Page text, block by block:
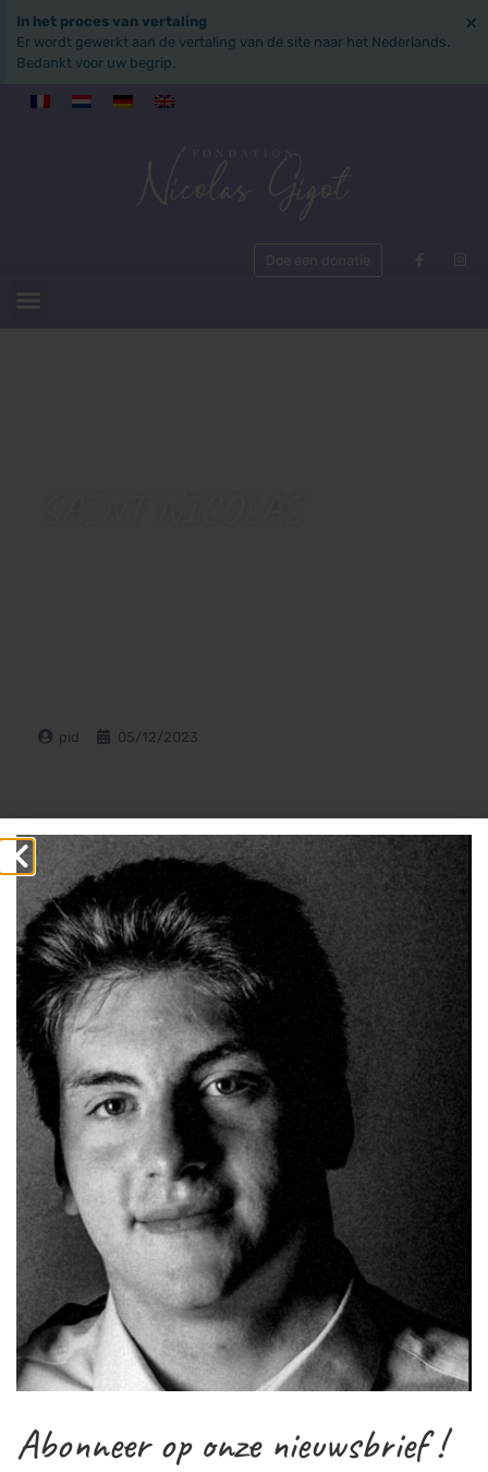
In het proces van vertaling
Er wordt gewerkt aan de vertaling van de site naar het Nederlands.
Bedankt voor uw begrip.
×
pid 05/12/2023
op te roepen tot vrijgevigheid! Dit festival, doordrenkt van
traditie, roept de ziel van onze Stichting op, opgedragen
aan onze geliefde Nicolas.
Nicolas verdient, ondanks zijn beproeving, alle zegen. Zijn
vriendelijkheid tegenover tegenslagen inspireert ons nog
steeds.
Geef voor deze speciale dag een cadeau dat verder gaat
dan apparatuur: een maandelijkse donatie van €5 via een
doorlopende opdracht. Dit versterkt onze missie om troost
en hoop te brengen.
Bedrijven, dit is het moment om een speciale gift te doen
aan de Nicolas Gigot Foundation. Uw steun blijft onze
missie voeden.
Nicolas is niet meer onder ons, maar zijn welwillende geest
verlicht onze acties. Jouw donatie eert zijn nalatenschap.
Elke donatie van minstens €40 per jaar geeft recht op een
belastingcertificaat. Jouw vrijgevigheid is een investering in
onze gemeenschappelijke zaak.
Laten we de stilte doorbreken, laten we een stem
laten horen.
IBAN :BE88 0689 3834 0641
Ps: stuur me je gegevens voor het belastingcertificaat voor
Abonneer op onze nieuwsbrief !